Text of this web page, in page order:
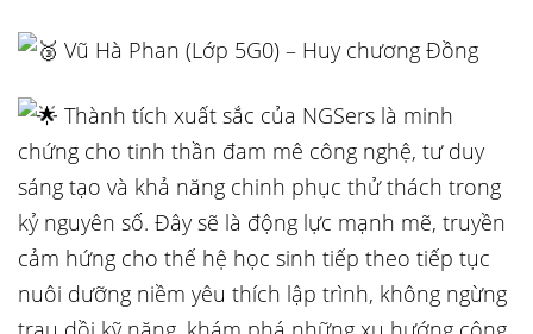
Vũ Hà Phan (Lớp 5G0) – Huy chương Đồng
Thành tích xuất sắc của NGSers là minh
chứng cho tinh thần đam mê công nghệ, tư duy
sáng tạo và khả năng chinh phục thử thách trong
kỷ nguyên số. Đây sẽ là động lực mạnh mẽ, truyền
cảm hứng cho thế hệ học sinh tiếp theo tiếp tục
nuôi dưỡng niềm yêu thích lập trình, không ngừng